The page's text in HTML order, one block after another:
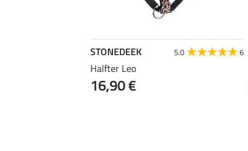
STONEDEEK 5.0 6
Halfter Leo
16,90 €